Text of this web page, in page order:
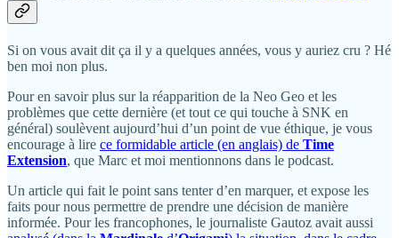
Si on vous avait dit ça il y a quelques années, vous y auriez cru ? Hé
ben moi non plus.
Pour en savoir plus sur la réapparition de la Neo Geo et les
problèmes que cette dernière (et tout ce qui touche à SNK en
général) soulèvent aujourd’hui d’un point de vue éthique, je vous
encourage à lire ce formidable article (en anglais) de Time
Extension, que Marc et moi mentionnons dans le podcast.
Un article qui fait le point sans tenter d’en marquer, et expose les
faits pour nous permettre de prendre une décision de manière
informée. Pour les francophones, le journaliste Gautoz avait aussi